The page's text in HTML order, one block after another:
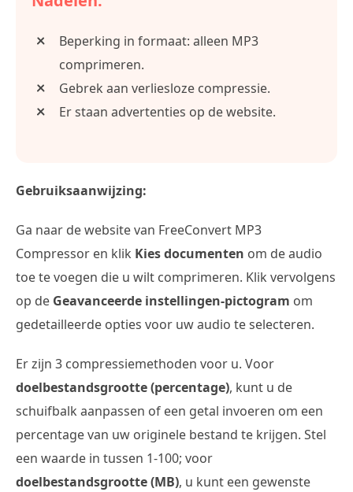
Beperking in formaat: alleen MP3
comprimeren.
Gebrek aan verliesloze compressie.
Er staan advertenties op de website.
Gebruiksaanwijzing:
Ga naar de website van FreeConvert MP3
Compressor en klik Kies documenten om de audio
toe te voegen die u wilt comprimeren. Klik vervolgens
op de Geavanceerde instellingen-pictogram om
gedetailleerde opties voor uw audio te selecteren.
Er zijn 3 compressiemethoden voor u. Voor
doelbestandsgrootte (percentage), kunt u de
schuifbalk aanpassen of een getal invoeren om een
percentage van uw originele bestand te krijgen. Stel
een waarde in tussen 1-100; voor
doelbestandsgrootte (MB), u kunt een gewenste